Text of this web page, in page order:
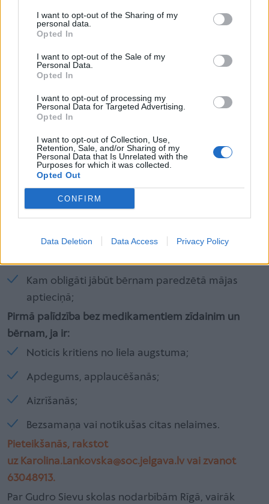
I want to opt-out of the Sharing of my
personal data.
Opted In
I want to opt-out of the Sale of my
Personal Data.
Opted In
I want to opt-out of processing my
Personal Data for Targeted Advertising.
Opted In
I want to opt-out of Collection, Use,
Retention, Sale, and/or Sharing of my
Personal Data that Is Unrelated with the
Purposes for which it was collected.
Opted Out
CONFIRM
Data Deletion Data Access Privacy Policy
Nodarbības ieteicams apmeklēt kā topošajai
māmiņai, tā tētim!
pirmajā palīdzībā” vada NMPD pasniedzējs E.Sīmanis.
Vieta: Jelgavas sociālo lietu pārvaldes zāle.
Nodarbība Bērnu aizsardzības dienas ietvaros
Nodarbībā tiks apskatītas šādas tēmas:
Biežākās traumas jaundzimušajiem un bērniem
vecumā līdz diviem gadiem;
Traumatisma riski, par kuriem jaunie vecāki
Kam obligāti jābūt bērnam paredzētā mājas
aptieciņā;
Pirmā palīdzība bez medikamentiem zīdainim un
bērnam, ja ir:
Noticis kritiens no liela augstuma;
Apdegums, applaucēšanās;
Aizrīšanās;
Bezsamaņa vai notikušas citas nelaimes.
Pieteikšanās, rakstot
uz Karolina.Lankovska@soc.jelgava.lv vai zvanot
63048913.
Par Gudro Sievu skolas nodarbībām Rīgā, vairāk